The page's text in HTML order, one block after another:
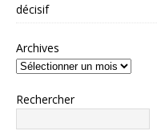
décisif
Archives
Rechercher